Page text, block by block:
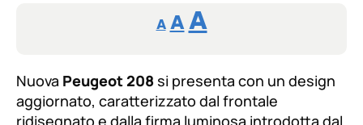
A
Reducir
tamaño
A Restablecer
tamaño
fuente
AAumentar
de
Nuova Peugeot 208 si presenta con un design
aggiornato, caratterizzato dal frontale
ridisegnato e dalla firma luminosa introdotta dal